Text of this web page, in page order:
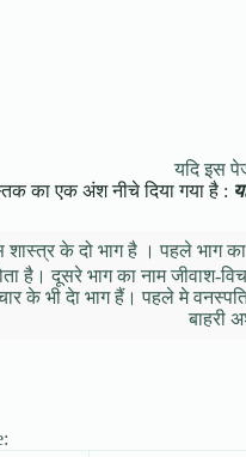
यदि इस
का एक अंश नीचे दिया गया है :
शास्त्र के दो भाग है । पहले भाग
है। दूसरे भाग का नाम जीवाश-
के भी देा भाग हैं। पहले मे
बाहरी